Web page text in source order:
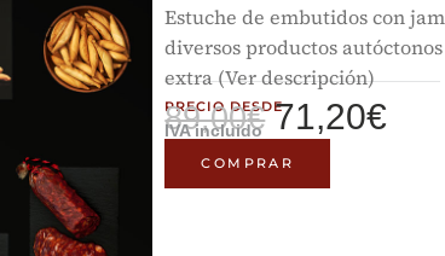
Estuche de embutidos con
diversos productos
extra (Ver descripción)
PRECIO DESDE
89,00€ 71,20€
IVA incluido
COMPRAR